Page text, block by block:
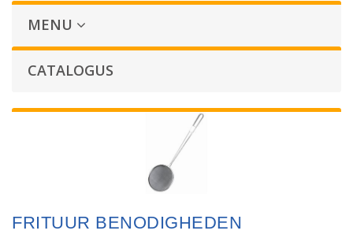
MENU
CATALOGUS
FRITUUR BENODIGHEDEN